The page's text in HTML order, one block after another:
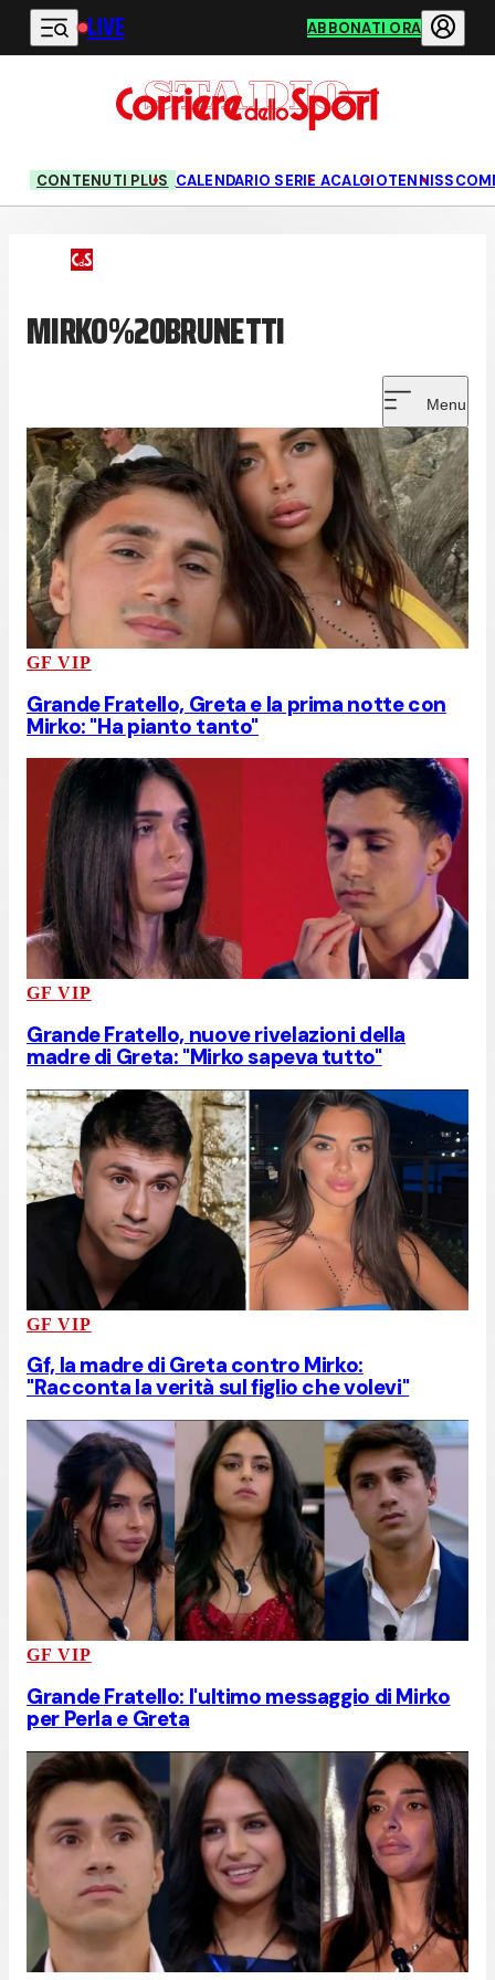
Vai al contenuto principale
LIVE ABBONATI ORA
CONTENUTI PLUS CALENDARIO SERIE ACALCIOTENNIS
MIRKO%20BRUNETTI
Menu
GF VIP
Grande Fratello, Greta e la prima notte con
Mirko: "Ha pianto tanto"
GF VIP
Grande Fratello, nuove rivelazioni della
madre di Greta: "Mirko sapeva tutto"
GF VIP
Gf, la madre di Greta contro Mirko:
"Racconta la verità sul figlio che volevi"
GF VIP
Grande Fratello: l'ultimo messaggio di Mirko
per Perla e Greta